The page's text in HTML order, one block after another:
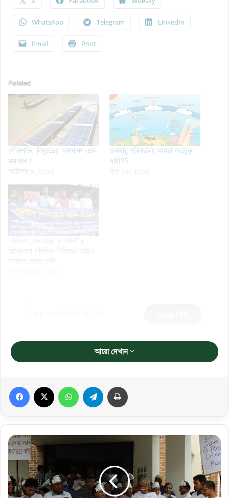
WhatsApp Telegram LinkedIn
Email Print
Related
সৌরশক্তি; বিদ্যুতের অসাধারণ এক
সমাধান !
জলবায়ু পরিবর্তনঃ আমরা কতটুকু
দায়ী??
পরিবেশ, জনস্বাস্থ্য ও অর্থনীতি
বিবেচনায় পলিথিন নিষিদ্ধের আইন
আরো দেখান